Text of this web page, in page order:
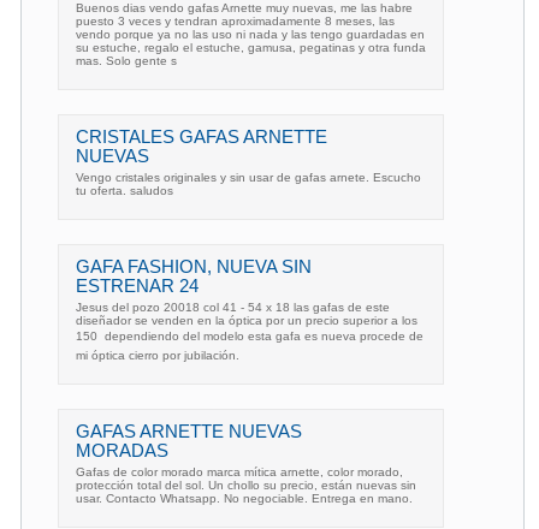
Buenos dias vendo gafas Arnette muy nuevas, me las habre
puesto 3 veces y tendran aproximadamente 8 meses, las
vendo porque ya no las uso ni nada y las tengo guardadas en
su estuche, regalo el estuche, gamusa, pegatinas y otra funda
mas. Solo gente s
CRISTALES GAFAS ARNETTE
NUEVAS
Vengo cristales originales y sin usar de gafas arnete. Escucho
tu oferta. saludos
GAFA FASHION, NUEVA SIN
ESTRENAR 24
Jesus del pozo 20018 col 41 - 54 x 18 las gafas de este
diseñador se venden en la óptica por un precio superior a los
150  dependiendo del modelo esta gafa es nueva procede de
mi óptica cierro por jubilación.
GAFAS ARNETTE NUEVAS
MORADAS
Gafas de color morado marca mítica arnette, color morado,
protección total del sol. Un chollo su precio, están nuevas sin
usar. Contacto Whatsapp. No negociable. Entrega en mano.